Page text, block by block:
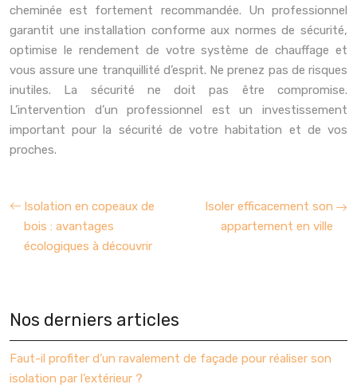
cheminée est fortement recommandée. Un professionnel
garantit une installation conforme aux normes de sécurité,
optimise le rendement de votre système de chauffage et
vous assure une tranquillité d’esprit. Ne prenez pas de risques
inutiles. La sécurité ne doit pas être compromise.
L’intervention d’un professionnel est un investissement
important pour la sécurité de votre habitation et de vos
proches.
Isolation en copeaux de
bois : avantages
écologiques à découvrir
Isoler efficacement son
appartement en ville
Nos derniers articles
Faut-il profiter d’un ravalement de façade pour réaliser son
isolation par l’extérieur ?